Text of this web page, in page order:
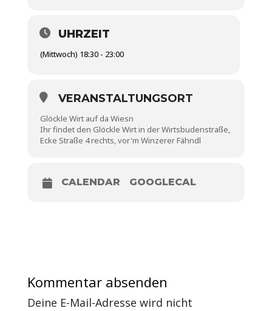
UHRZEIT
(Mittwoch) 18:30 - 23:00
VERANSTALTUNGSORT
Glöckle Wirt auf da Wiesn
Ihr findet den Glöckle Wirt in der Wirtsbudenstraße,
Ecke Straße 4 rechts, vor'm Winzerer Fähndl
CALENDAR GOOGLECAL
Kommentar absenden
Deine E-Mail-Adresse wird nicht